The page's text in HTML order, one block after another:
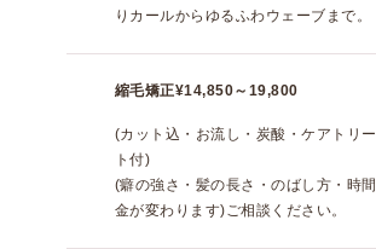
りカールからゆるふわウェーブまで。
縮毛矯正¥14,850～19,800
(カット込・お流し・炭酸・ケアトリ
ト付)
(癖の強さ・髪の長さ・のばし方・時
金が変わります)ご相談ください。